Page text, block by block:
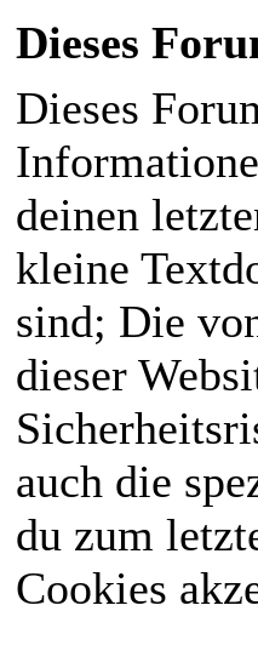
Dieses
Dieses
deinen
kleine
sind; Die
dieser
auch die
du zum
Cookies